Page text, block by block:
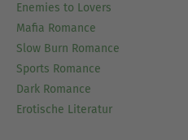
Enemies to Lovers
Mafia Romance
Slow Burn Romance
Sports Romance
Dark Romance
Erotische Literatur